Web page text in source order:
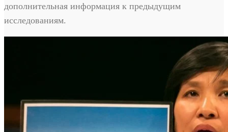
дополнительная информация к предыдущим
исследованиям.